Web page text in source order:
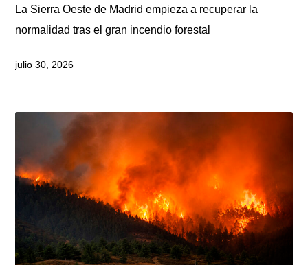
La Sierra Oeste de Madrid empieza a recuperar la
normalidad tras el gran incendio forestal
julio 30, 2026